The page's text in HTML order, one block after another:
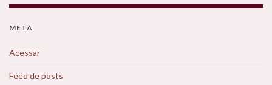
META
Acessar
Feed de posts